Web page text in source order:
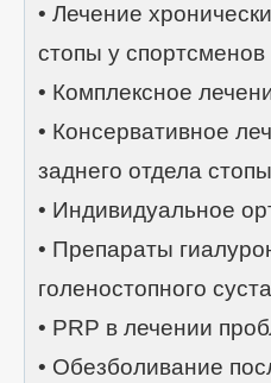
• Лечение
стопы у спортсменов
• Комплексное
• Консервативное
заднего отдела
• Индивидуальное
• Препараты
голеностопного
• PRP в лечении
• Обезболивание